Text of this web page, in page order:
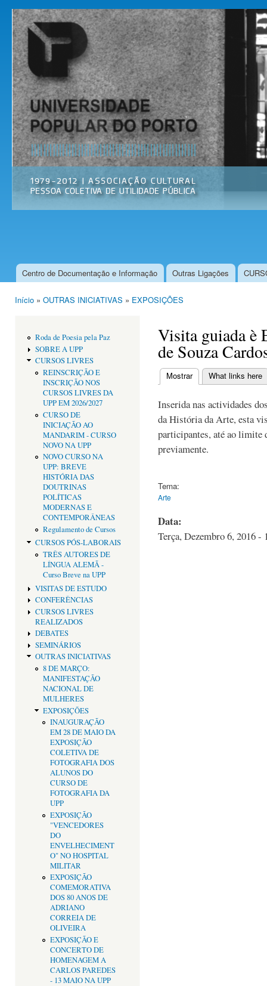
Universidade
Popular do
Porto
Associação
Cultural
Menu principal
Centro de Documentação e Informação Outras Ligações
Início » OUTRAS INICIATIVAS » EXPOSIÇÕES
Roda de Poesia pela Paz
SOBRE A UPP
CURSOS LIVRES
REINSCRIÇÃO E
INSCRIÇÃO NOS
CURSOS LIVRES DA
UPP EM 2026/2027
CURSO DE
INICIAÇÃO AO
MANDARIM - CURSO
NOVO NA UPP
NOVO CURSO NA
UPP: BREVE
HISTÓRIA DAS
DOUTRINAS
POLÍTICAS
MODERNAS E
CONTEMPORÂNEAS
Regulamento de Cursos
CURSOS PÓS-LABORAIS
TRÊS AUTORES DE
LÍNGUA ALEMÃ -
Curso Breve na UPP
VISITAS DE ESTUDO
CONFERÊNCIAS
CURSOS LIVRES
REALIZADOS
DEBATES
SEMINÁRIOS
OUTRAS INICIATIVAS
8 DE MARÇO:
MANIFESTAÇÃO
NACIONAL DE
MULHERES
EXPOSIÇÕES
INAUGURAÇÃO
EM 28 DE MAIO DA
EXPOSIÇÃO
COLETIVA DE
FOTOGRAFIA DOS
ALUNOS DO
CURSO DE
FOTOGRAFIA DA
UPP
EXPOSIÇÃO
"VENCEDORES
DO
ENVELHECIMENT
O" NO HOSPITAL
MILITAR
EXPOSIÇÃO
COMEMORATIVA
DOS 80 ANOS DE
ADRIANO
CORREIA DE
OLIVEIRA
EXPOSIÇÃO E
CONCERTO DE
HOMENAGEM A
CARLOS PAREDES
- 13 MAIO NA UPP
Visita guiada è
de Souza
Separadores
Mostrar(separador ativo)
What links here
Inserida nas actividades
da História da Arte, esta
participantes, até ao limite
previamente.
Tema:
Arte
Data:
Terça, Dezembro 6, 2016 -